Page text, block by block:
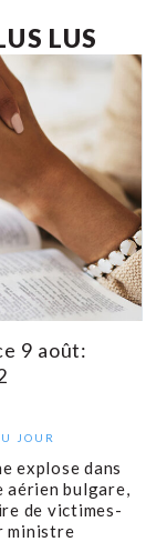
LUS
9 août:
JOUR
explose dans
aérien bulgare,
de victimes-
ministre